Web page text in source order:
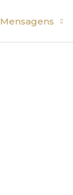
Mensagens